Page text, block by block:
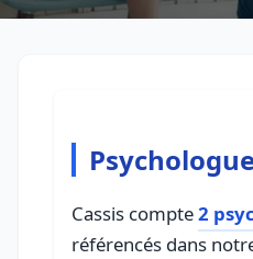
Cassis compte2
référencés dans